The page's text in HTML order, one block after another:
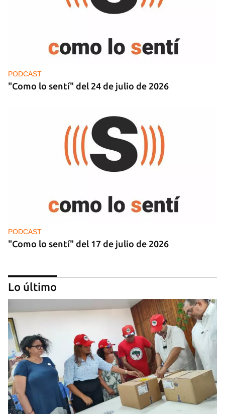
PODCAST
"Como lo sentí" del 24 de julio de 2026
PODCAST
"Como lo sentí" del 17 de julio de 2026
PODCAST
"Como lo sentí" del 10 de julio de 2026
Lo último